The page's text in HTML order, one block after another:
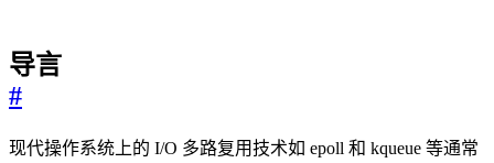
导言
#
现代操作系统上的 I/O 多路复用技术如 epoll 和 kqueue 等通常